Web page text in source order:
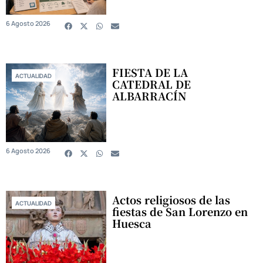
6 Agosto 2026
ACTUALIDAD FIESTA DE LA
CATEDRAL DE
ALBARRACÍN
6 Agosto 2026
ACTUALIDAD Actos religiosos de las
fiestas de San Lorenzo en
Huesca